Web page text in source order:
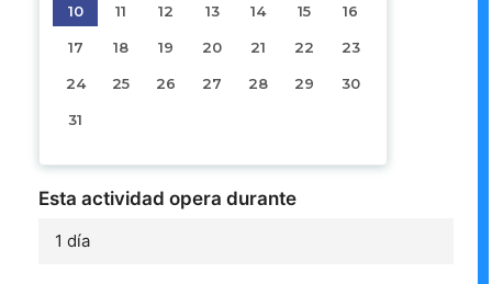
10 11 12 13 14 15 16
17 18 19 20 21 22 23
24 25 26 27 28 29 30
31
Esta actividad opera durante
1 día